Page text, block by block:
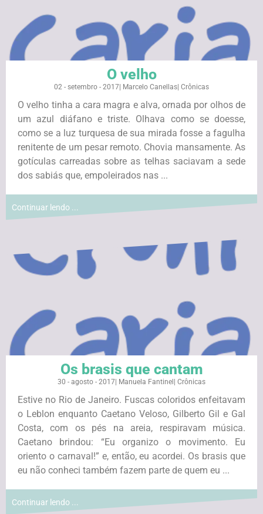
O velho
02 - setembro - 2017 Marcelo Canellas Crônicas
O velho tinha a cara magra e alva, ornada por olhos de
um azul diáfano e triste. Olhava como se doesse,
como se a luz turquesa de sua mirada fosse a fagulha
renitente de um pesar remoto. Chovia mansamente. As
gotículas carreadas sobre as telhas saciavam a sede
dos sabiás que, empoleirados nas ...
Continuar lendo ...
Os brasis que cantam
30 - agosto - 2017 Manuela Fantinel Crônicas
Estive no Rio de Janeiro. Fuscas coloridos enfeitavam
o Leblon enquanto Caetano Veloso, Gilberto Gil e Gal
Costa, com os pés na areia, respiravam música.
Caetano brindou: “Eu organizo o movimento. Eu
oriento o carnaval!” e, então, eu acordei. Os brasis que
eu não conheci também fazem parte de quem eu ...
Continuar lendo ...